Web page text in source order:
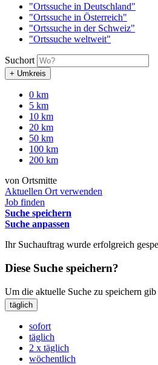
"Ortssuche in Deutschland"
"Ortssuche in Österreich"
"Ortssuche in der Schweiz"
"Ortssuche weltweit"
Suchort
+ Umkreis
0 km
5 km
10 km
20 km
50 km
100 km
200 km
von Ortsmitte
Aktuellen Ort verwenden
Job finden
Suche speichern
Suche anpassen
Ihr Suchauftrag wurde erfolgreich
Diese Suche speichern?
Um die aktuelle Suche zu speichern
täglich
sofort
täglich
2 x täglich
wöchentlich